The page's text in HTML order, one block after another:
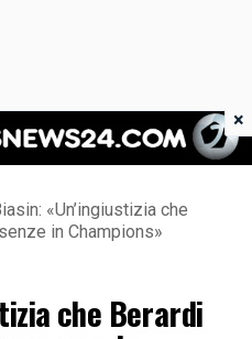
News 24
«Un’ingiustizia che
in Champions»
che Berardi
×